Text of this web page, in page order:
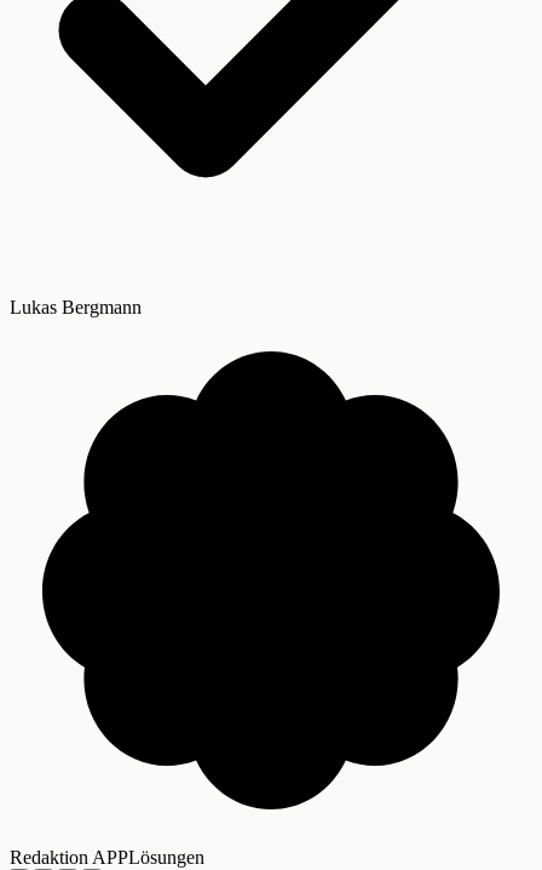
Lukas Bergmann
Redaktion APPLösungen